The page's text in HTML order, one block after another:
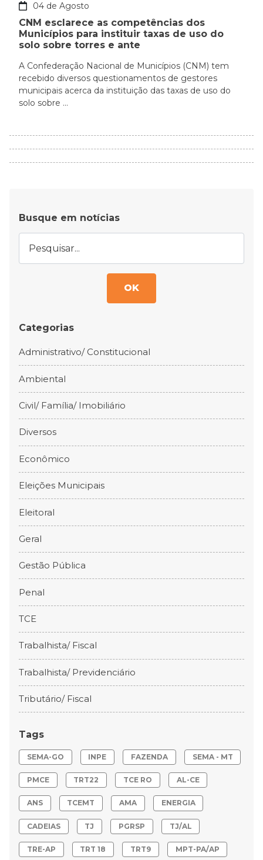
04 de Agosto
CNM esclarece as competências dos
Municípios para instituir taxas de uso do
solo sobre torres e ante
A Confederação Nacional de Municípios (CNM) tem
recebido diversos questionamentos de gestores
municipais acerca da instituição das taxas de uso do
solo sobre ...
Busque em notícias
OK
Categorias
Administrativo/ Constitucional
Ambiental
Civil/ Família/ Imobiliário
Diversos
Econômico
Eleições Municipais
Eleitoral
Geral
Gestão Pública
Penal
TCE
Trabalhista/ Fiscal
Trabalhista/ Previdenciário
Tributário/ Fiscal
Tags
SEMA-GO INPE FAZENDA SEMA - MT
PMCE TRT22 TCE RO AL-CE
ANS TCEMT AMA ENERGIA
CADEIAS TJ PGRSP TJ/AL
TRE-AP TRT 18 TRT9 MPT-PA/AP